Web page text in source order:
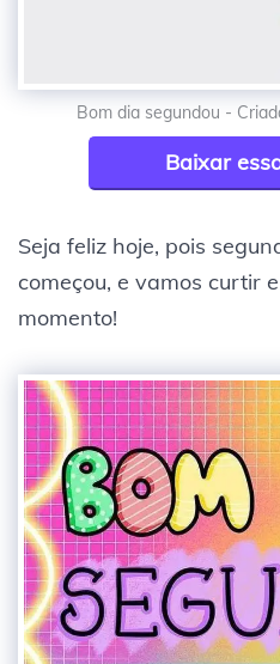
Bom dia segundou -
Baixar
Seja feliz hoje, pois
começou, e vamos curtir
momento!